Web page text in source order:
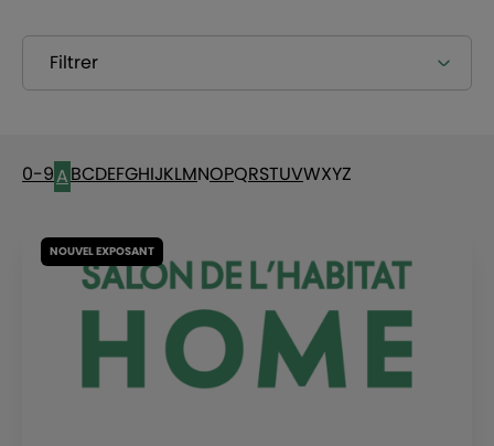
Filtrer
0-9ABCDEFGHIJKLMNOPQRSTUVWXYZ
NOUVEL EXPOSANT